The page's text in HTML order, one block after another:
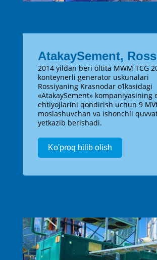
AtakaySement,
2014 yildan beri oltita MWM TCG
konteynerli generator uskunalari
Rossiyaning Krasnodar o’lkasidagi
«AtakaySement» kompaniyasining
ehtiyojlarini qondirish uchun 9
moslashuvchan va ishonchli
yetkazib berishadi.
Ko'proq bilib olish